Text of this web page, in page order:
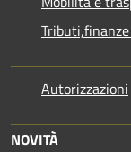
Autorizzazioni
NOVITÀ